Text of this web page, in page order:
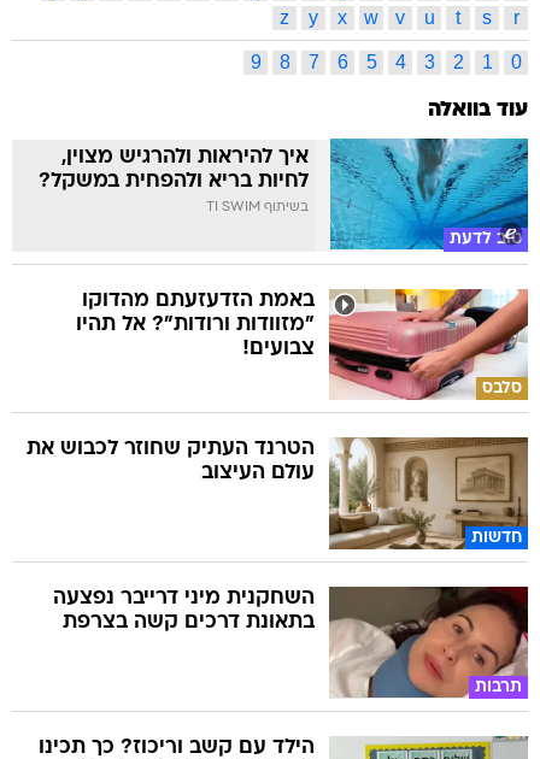
r
s
t
u
v
w
x
y
z
0
1
2
3
4
5
6
7
8
9
עוד בוואלה
טוב לדעת
איך להיראות ולהרגיש מצוין,
לחיות בריא ולהפחית במשקל?
בשיתוף TI SWIM
סלבס
באמת הזדעזעתם מהדוקו
"מזוודות ורודות"? אל תהיו
צבועים!
חדשות
הטרנד העתיק שחוזר לכבוש את
עולם העיצוב
תרבות
השחקנית מיני דרייבר נפצעה
בתאונת דרכים קשה בצרפת
הילד עם קשב וריכוז? כך תכינו